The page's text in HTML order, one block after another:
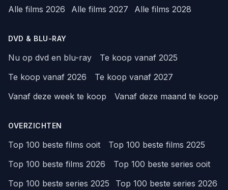
Alle films 2026
Alle films 2027 Alle films 2028
DVD & BLU-RAY
Nu op dvd en blu-ray
Te koop vanaf 2025
Te koop vanaf 2026
Te koop vanaf 2027
Vanaf deze week te koop
Vanaf deze maand te koop
OVERZICHTEN
Top 100 beste films ooit
Top 100 beste films 2025
Top 100 beste films 2026
Top 100 beste series ooit
Top 100 beste series 2025
Top 100 beste series 2026